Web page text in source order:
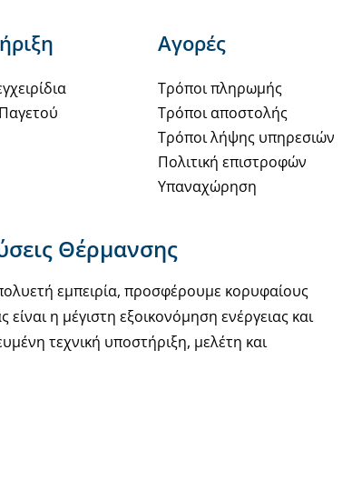
Αγορές
Τρόποι πληρωμής
Τρόποι αποστολής
Τρόποι λήψης υπηρεσιών
Πολιτική επιστροφών
Υπαναχώρηση
Θέρμανσης
εμπειρία, προσφέρουμε κορυφαίους
η μέγιστη εξοικονόμηση ενέργειας και
τεχνική υποστήριξη, μελέτη και